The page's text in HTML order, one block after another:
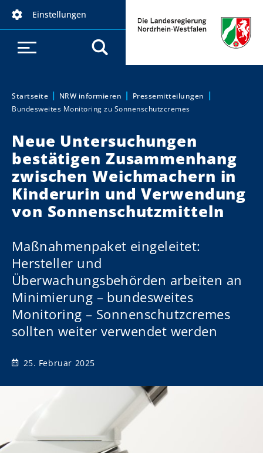
Einstellungen
Sie sind hier:
Startseite NRW informieren
Pressemitteilungen
Bundesweites Monitoring zu Sonnenschutzcremes
Neue Untersuchungen
bestätigen Zusammenhang
zwischen Weichmachern in
Kinderurin und Verwendung
von Sonnenschutzmitteln
Maßnahmenpaket eingeleitet:
Hersteller und
Überwachungsbehörden arbeiten an
Minimierung – bundesweites
Monitoring – Sonnenschutzcremes
sollten weiter verwendet werden
25. Februar 2025